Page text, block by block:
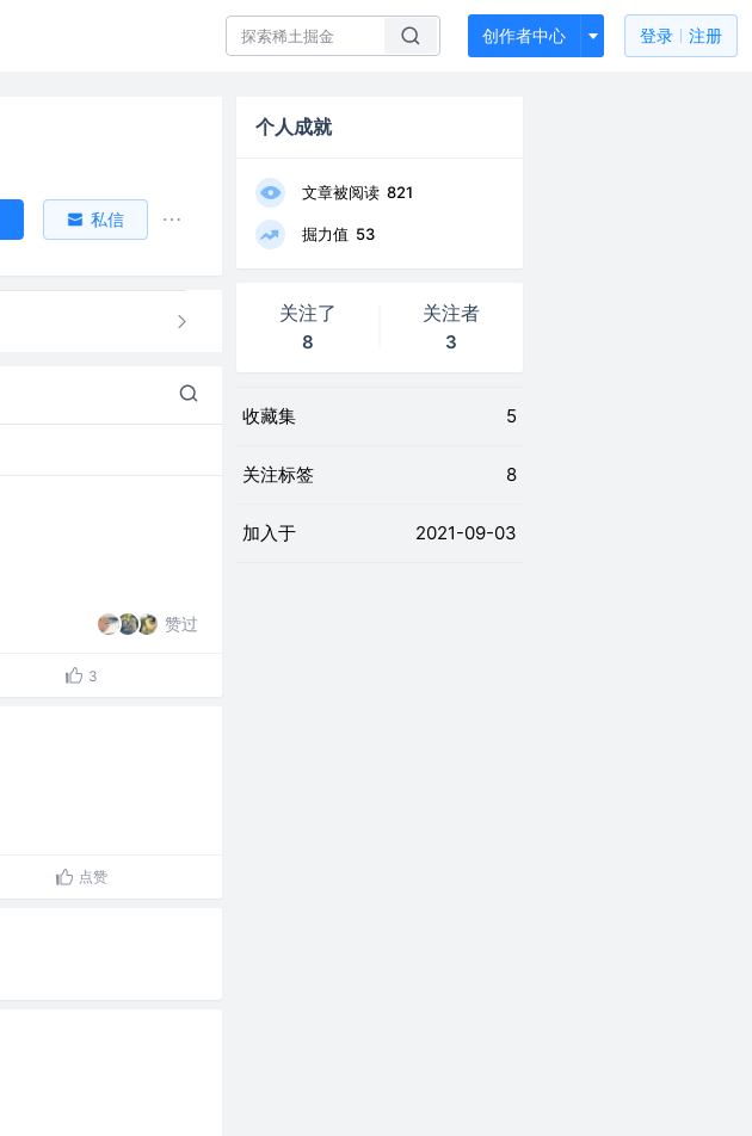
创作者中心 登录 注册
私信
赞过
3
点赞
个人成就
文章被阅读 821
掘力值 53
关注了
8
关注者
3
收藏集 5
关注标签 8
加入于 2021-09-03